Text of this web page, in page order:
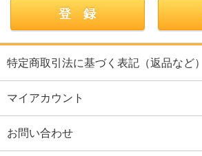
特定商取引法に基づく表記（返品など）
マイアカウント
お問い合わせ